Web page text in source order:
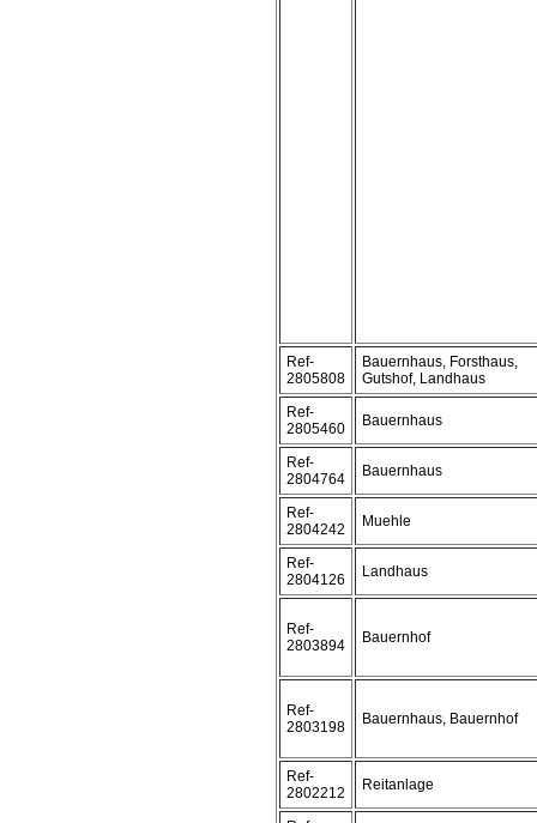
Ref-
2805808
Bauernhaus, Forsthaus,
Gutshof, Landhaus
Ref-
2805460
Bauernhaus
Ref-
2804764
Bauernhaus
Ref-
2804242
Muehle
Ref-
2804126
Landhaus
Ref-
2803894
Bauernhof
Ref-
2803198
Bauernhaus, Bauernhof
Ref-
2802212
Reitanlage